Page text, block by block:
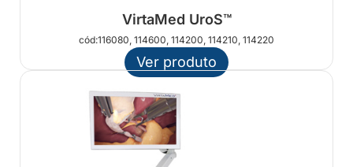
VirtaMed UroS™
cód:116080, 114600, 114200, 114210, 114220
Ver produto